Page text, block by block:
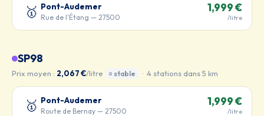
🥇 Pont-Audemer
Rue de l'Étang — 27500
1,999 €
/litre
SP98
Prix moyen : 2,067 €/litre = stable · 4 stations dans 5 km
🥇 Pont-Audemer
Route de Bernay — 27500
1,999 €
/litre